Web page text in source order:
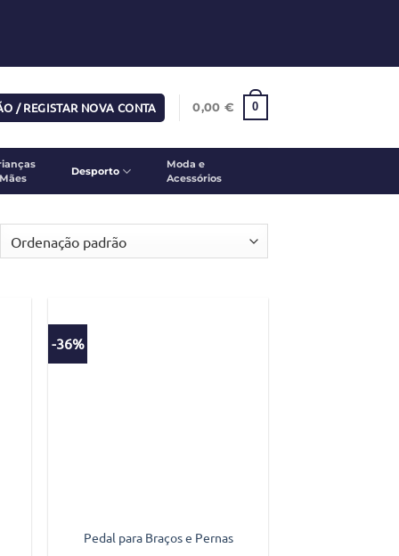
/ REGISTAR NOVA CONTA 0,00 € 0
Desporto
Moda e
Acessórios
-36%
Pedal para Braços e Pernas